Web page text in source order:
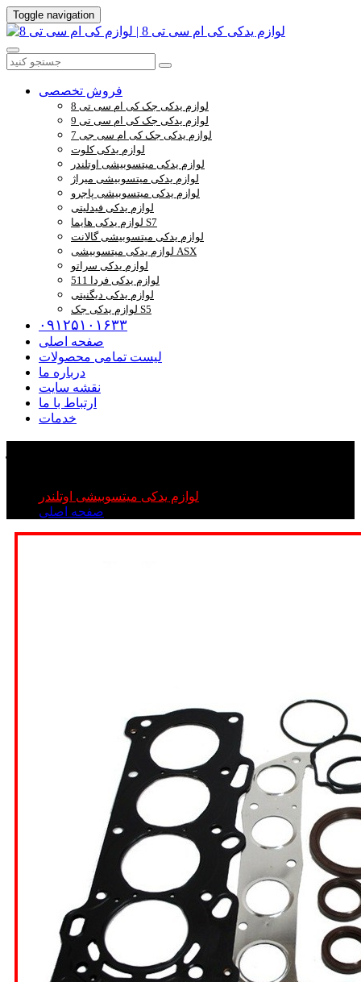
Toggle navigation
فروش تخصصی
لوازم یدکی جک کی ام سی تی 8
لوازم یدکی جک کی ام سی تی 9
لوازم یدکی جک کی ام سی جی 7
لوازم یدکی کلوت
لوازم یدکی میتسوبیشی اوتلندر
لوازم یدکی میتسوبیشی میراژ
لوازم یدکی میتسوبیشی پاجرو
لوازم یدکی فیدلیتی
لوازم یدکی هایما S7
لوازم یدکی میتسوبیشی گالانت
لوازم یدکی میتسوبیشی ASX
لوازم یدکی سراتو
لوازم یدکی فردا 511
لوازم یدکی دیگنیتی
لوازم یدکی جک S5
۰۹۱۲۵۱۰۱۶۳۳
صفحه اصلی
لیست تمامی محصولات
درباره ما
نقشه سایت
ارتباط با ما
خدمات
لوازم یدکی میتسوبیشی اوتلندر
صفحه اصلی